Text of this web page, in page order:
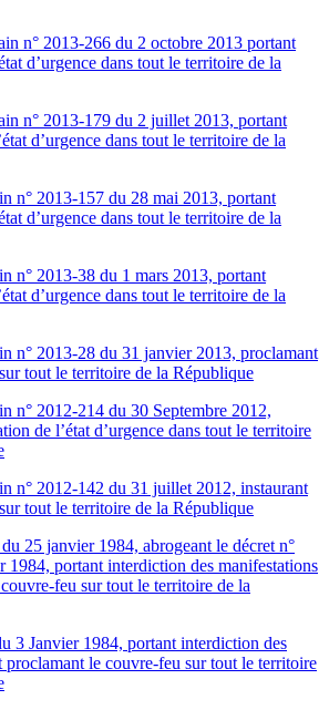
n° 2013-266 du 2 octobre 2013 portant
d’urgence dans tout le territoire de la
n° 2013-179 du 2 juillet 2013, portant
d’urgence dans tout le territoire de la
n° 2013-157 du 28 mai 2013, portant
d’urgence dans tout le territoire de la
n° 2013-38 du 1 mars 2013, portant
d’urgence dans tout le territoire de la
n° 2013-28 du 31 janvier 2013, proclamant
tout le territoire de la République
n° 2012-214 du 30 Septembre 2012,
de l’état d’urgence dans tout le territoire
n° 2012-142 du 31 juillet 2012, instaurant
tout le territoire de la République
25 janvier 1984, abrogeant le décret n°
1984, portant interdiction des manifestations
feu sur tout le territoire de la
3 Janvier 1984, portant interdiction des
proclamant le couvre-feu sur tout le territoire